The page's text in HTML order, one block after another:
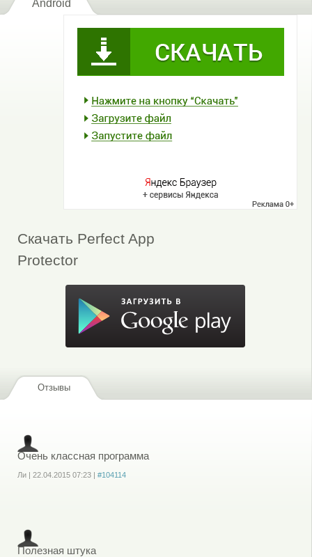
Android
Скачать Perfect App
Protector
Отзывы
Очень классная программа
Ли| 22.04.2015 07:23| #104114
Полезная штука